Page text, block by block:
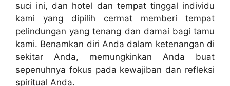
suci ini, dan hotel dan tempat tinggal individu
kami yang dipilih cermat memberi tempat
pelindungan yang tenang dan damai bagi tamu
kami. Benamkan diri Anda dalam ketenangan di
sekitar Anda, memungkinkan Anda buat
sepenuhnya fokus pada kewajiban dan refleksi
spiritual Anda.